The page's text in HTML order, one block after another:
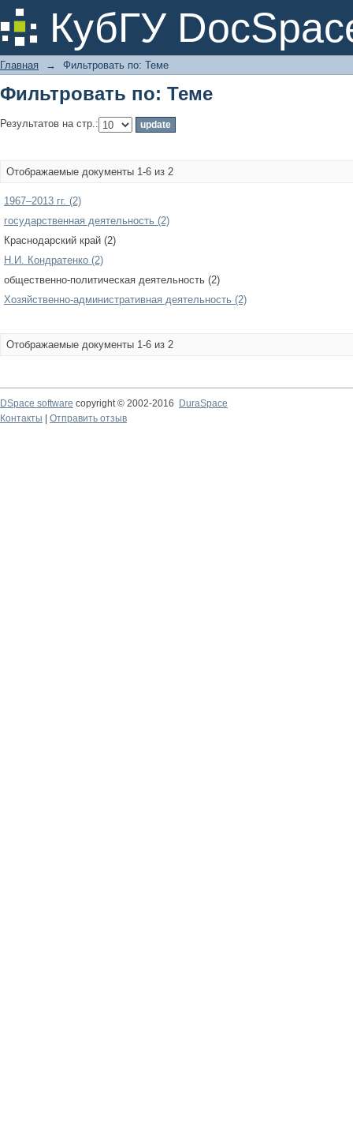
КубГУ
Фильтровать по: Теме
Главная → Фильтровать по: Теме
Фильтровать по: Теме
Результатов на стр.:
Отображаемые документы 1-6 из 2
1967–2013 гг. (2)
государственная деятельность (2)
Краснодарский край (2)
Н.И. Кондратенко (2)
общественно-политическая деятельность (2)
Хозяйственно-административная деятельность (2)
Отображаемые документы 1-6 из 2
DSpace software copyright © 2002-2016
DuraSpace
Контакты
Отправить отзыв